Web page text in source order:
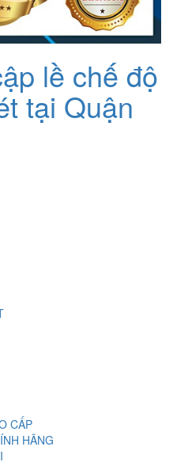
lề chế độ
tại Quận
CẤP
HÃNG